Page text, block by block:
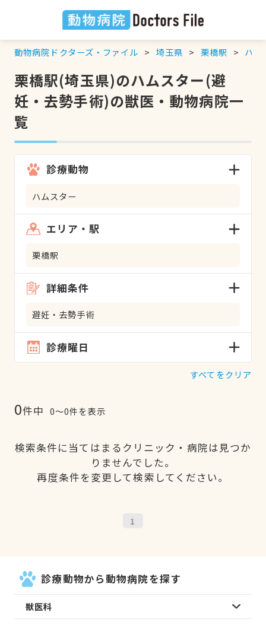
動物病院ドクターズ・ファイル 埼玉県 栗橋駅 ハム
栗橋駅(埼玉県)のハムスター(避
妊・去勢手術)の獣医・動物病院一
覧
診療動物
ハムスター
エリア・駅
栗橋駅
詳細条件
避妊・去勢手術
診療曜日
すべてをクリア
0件中 0〜0件を表示
検索条件に当てはまるクリニック・病院は見つか
りませんでした。
再度条件を変更して検索してください。
1
診療動物から動物病院を探す
獣医科